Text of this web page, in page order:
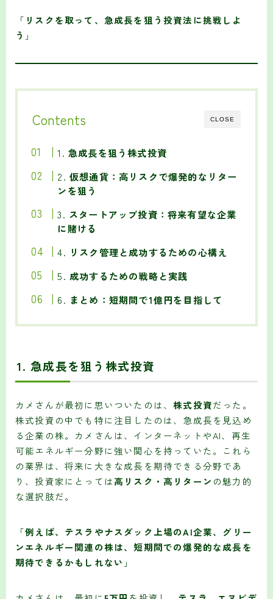
「 リスクを取って、急成長を狙う投資法に挑戦しよ
う 」
CLOSE
Contents
1. 急成長を狙う株式投資
2. 仮想通貨：高リスクで爆発的なリター
ンを狙う
3. スタートアップ投資：将来有望な企業
に賭ける
4. リスク管理と成功するための心構え
5. 成功するための戦略と実践
6. まとめ：短期間で1億円を目指して
1. 急成長を狙う株式投資
カメさんが最初に思いついたのは、株式投資だった。
株式投資の中でも特に注目したのは、急成長を見込め
る企業の株。カメさんは、インターネットやAI、再生
可能エネルギー分野に強い関心を持っていた。これら
の業界は、将来に大きな成長を期待できる分野であ
り、投資家にとっては高リスク・高リターン の魅力的
な選択肢だ。
「例えば、テスラやナスダック上場のAI企業、グリー
ンエネルギー関連の株は、短期間での爆発的な成長を
期待できるかもしれない 」